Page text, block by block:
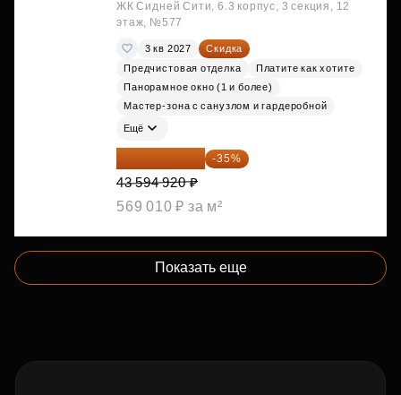
ЖК Сидней Сити, 6.3 корпус, 3 секция, 12
этаж, №577
3 кв 2027
Скидка
Предчистовая отделка
Платите как хотите
Панорамное окно (1 и более)
Мастер-зона с санузлом и гардеробной
Ещё
28 336 698 ₽ -35%
43 594 920 ₽
569 010 ₽ за м²
Показать еще